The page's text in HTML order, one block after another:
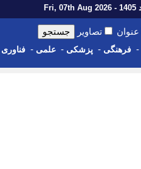
عنوان تصاویر
- فرهنگی - پزشکی - علمی - فناوری